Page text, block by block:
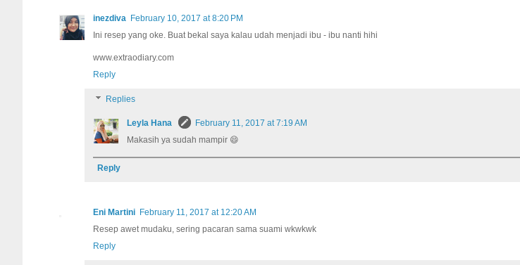
inezdiva February 10, 2017 at 8:20 PM
Ini resep yang oke. Buat bekal saya kalau udah menjadi ibu - ibu nanti hihi
www.extraodiary.com
Reply
Replies
Leyla Hana
February 11, 2017 at 7:19 AM
Makasih ya sudah mampir 😄
Reply
Eni Martini February 11, 2017 at 12:20 AM
Resep awet mudaku, sering pacaran sama suami wkwkwk
Reply